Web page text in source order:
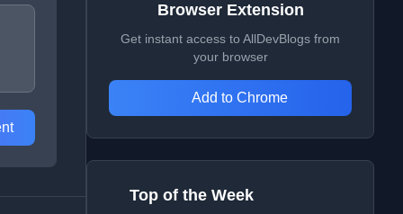
Browser Extension
Get instant access to AllDevBlogs from
your browser
Add to Chrome
Top of the Week